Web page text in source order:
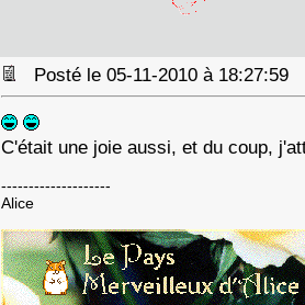
Posté le 05-11-2010 à 18:27:59
C'était une joie aussi, et du coup,
--------------------
Alice